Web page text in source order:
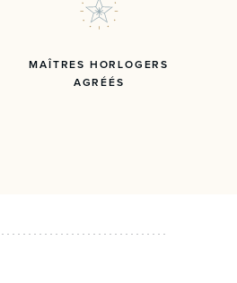
MAÎTRES HORLOGERS
AGRÉÉS